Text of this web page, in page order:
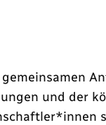
und der